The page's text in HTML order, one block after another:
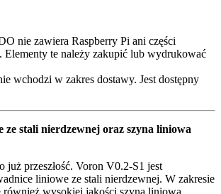
nie zawiera Raspberry Pi ani części
Elementy te należy zakupić lub wydrukować
wchodzi w zakres dostawy. Jest dostępny
ze stali nierdzewnej oraz szyna liniowa
już przeszłość. Voron V0.2-S1 jest
liniowe ze stali nierdzewnej. W zakresie
również wysokiej jakości szyna liniowa